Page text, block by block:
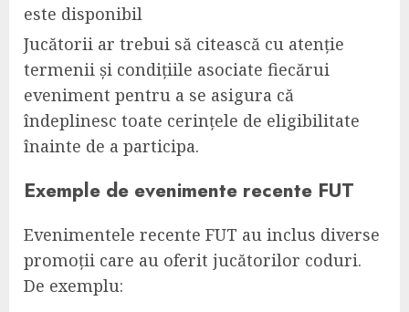
este disponibil
Jucătorii ar trebui să citească cu atenție
termenii și condițiile asociate fiecărui
eveniment pentru a se asigura că
îndeplinesc toate cerințele de eligibilitate
înainte de a participa.
Exemple de evenimente recente FUT
Evenimentele recente FUT au inclus diverse
promoții care au oferit jucătorilor coduri.
De exemplu: